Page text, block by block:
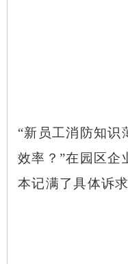
“新员工消防知识
效率？”在园区企
本记满了具体诉求